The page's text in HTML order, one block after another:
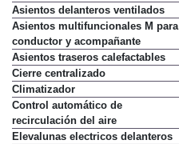
Asientos delanteros ventilados
Asientos multifuncionales M para
conductor y acompañante
Asientos traseros calefactables
Cierre centralizado
Climatizador
Control automático de
recirculación del aire
Elevalunas electricos delanteros